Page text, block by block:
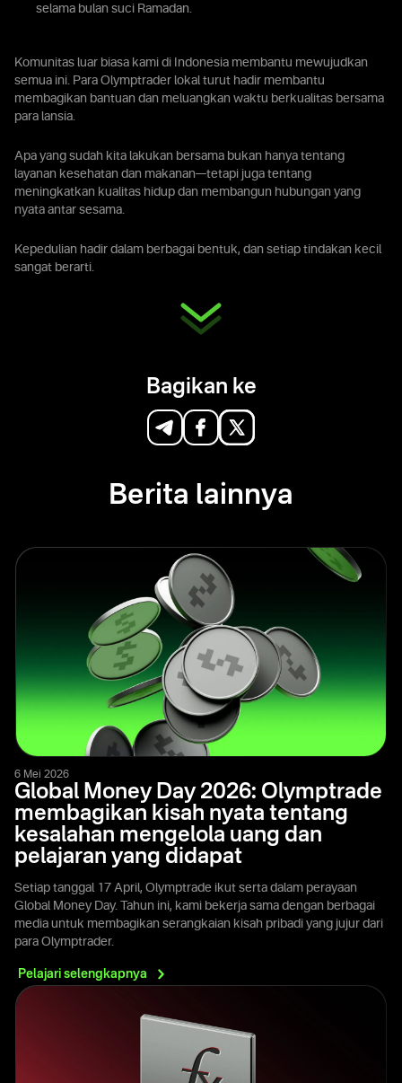
selama bulan suci Ramadan.
Komunitas luar biasa kami di Indonesia membantu mewujudkan
semua ini. Para Olymptrader lokal turut hadir membantu
membagikan bantuan dan meluangkan waktu berkualitas bersama
para lansia.
Apa yang sudah kita lakukan bersama bukan hanya tentang
layanan kesehatan dan makanan—tetapi juga tentang
meningkatkan kualitas hidup dan membangun hubungan yang
nyata antar sesama.
Kepedulian hadir dalam berbagai bentuk, dan setiap tindakan kecil
sangat berarti.
Bagikan ke
Berita lainnya
6 Mei 2026
Global Money Day 2026: Olymptrade
membagikan kisah nyata tentang
kesalahan mengelola uang dan
pelajaran yang didapat
Setiap tanggal 17 April, Olymptrade ikut serta dalam perayaan
Global Money Day. Tahun ini, kami bekerja sama dengan berbagai
media untuk membagikan serangkaian kisah pribadi yang jujur dari
para Olymptrader.
Pelajari selengkapnya